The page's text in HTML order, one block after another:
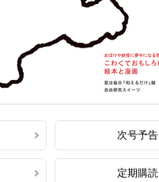
次号予告
定期購読